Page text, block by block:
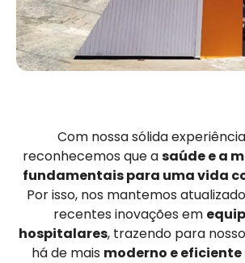
Com nossa sólida
reconhecemos que asaúde e a
fundamentais para uma vida
Por isso, nos mantemos
recentes inovações em
hospitalares, trazendo para
há de mais moderno e